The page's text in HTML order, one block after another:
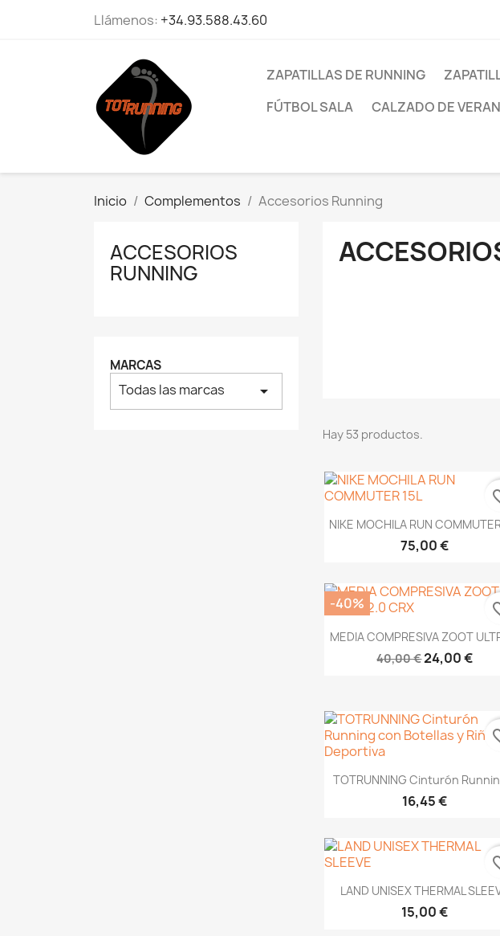
Llámenos: +34.93.588.43.60
ZAPATILLAS DE RUNNING
FÚTBOL SALA
CALZADO DE
Inicio Complementos Accesorios Running
ACCESORIOS
RUNNING
MARCAS
Todas las marcas arrow_drop_down
Hay 53 productos.
 Vista rápida
NIKE MOCHILA RUN
75,00 €
Vista rápida
MEDIA COMPRESIVA ZOOT
40,00 €24,00 €
-40%
Vista rápida
TOTRUNNING Cinturón
16,45 €
Vista rápida
LAND UNISEX THERMAL
15,00 €